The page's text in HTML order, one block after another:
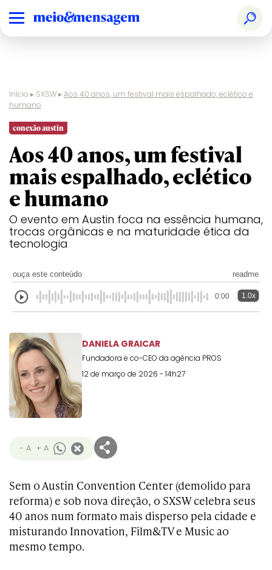
Início ▸ SXSW▸Aos 40 anos, um festival mais espalhado, eclético e
humano
conexão austin
Aos 40 anos, um festival
mais espalhado, eclético
e humano
O evento em Austin foca na essência humana,
trocas orgânicas e na maturidade ética da
tecnologia
ouça este conteúdo readme
0:00 1.0x
DANIELA GRAICAR
Fundadora e co-CEO da agência PROS
12 de março de 2026 - 14h27
- A + A
Sem o Austin Convention Center (demolido para
reforma) e sob nova direção, o SXSW celebra seus
40 anos num formato mais disperso pela cidade e
misturando Innovation, Film&TV e Music ao
mesmo tempo.